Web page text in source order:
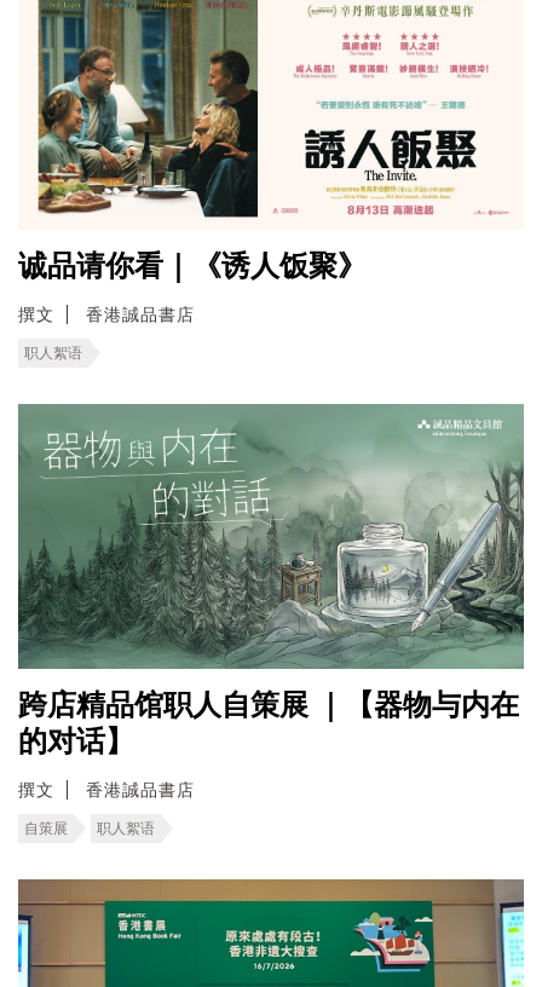
诚品请你看｜《诱人饭聚》
撰文 香港誠品書店
职人絮语
跨店精品馆职人自策展 ｜【器物与内在
的对话】
撰文 香港誠品書店
自策展 职人絮语